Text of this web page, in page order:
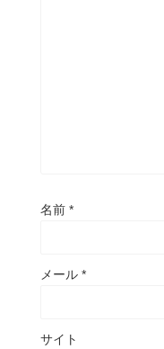
名前 *
メール *
サイト